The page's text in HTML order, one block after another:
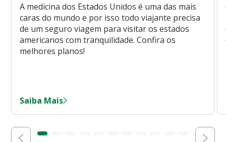
A medicina dos Estados Unidos é uma das mais
caras do mundo e por isso todo viajante precisa
de um seguro viagem para visitar os estados
americanos com tranquilidade. Confira os
melhores planos!
Saiba Mais